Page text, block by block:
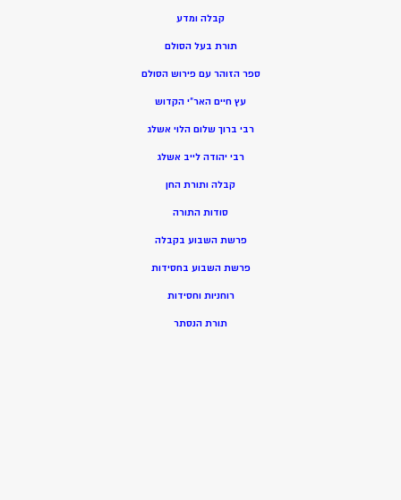
קבלה ומדע
תורת בעל הסולם
ספר הזוהר עם פירוש הסולם
עץ חיים האר”י הקדוש
רבי ברוך שלום הלוי אשלג
רבי יהודה לייב אשלג
קבלה ותורת החן
סודות התורה
פרשת השבוע בקבלה
פרשת השבוע בחסידות
רוחניות וחסידות
תורת הנסתר